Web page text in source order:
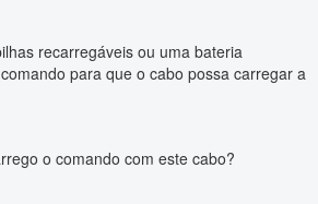
recarregáveis ou uma bateria
para que o cabo possa carregar a
o comando com este cabo?